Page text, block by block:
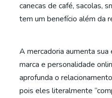
canecas de café, sacolas,
tem um benefício além da
A mercadoria aumenta sua
marca e personalidade
aprofunda o
pois eles literalmente